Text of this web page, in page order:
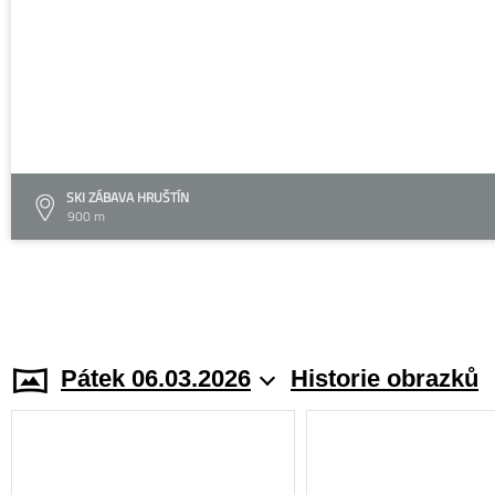
SKI ZÁBAVA HRUŠTÍN
900 m
Pátek 06.03.2026 Historie obrazků